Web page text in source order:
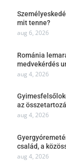
mit tenne?
aug 6, 2026
Románia
medvekérdés
aug 4, 2026
az
aug 4, 2026
család, a
aug 4, 2026